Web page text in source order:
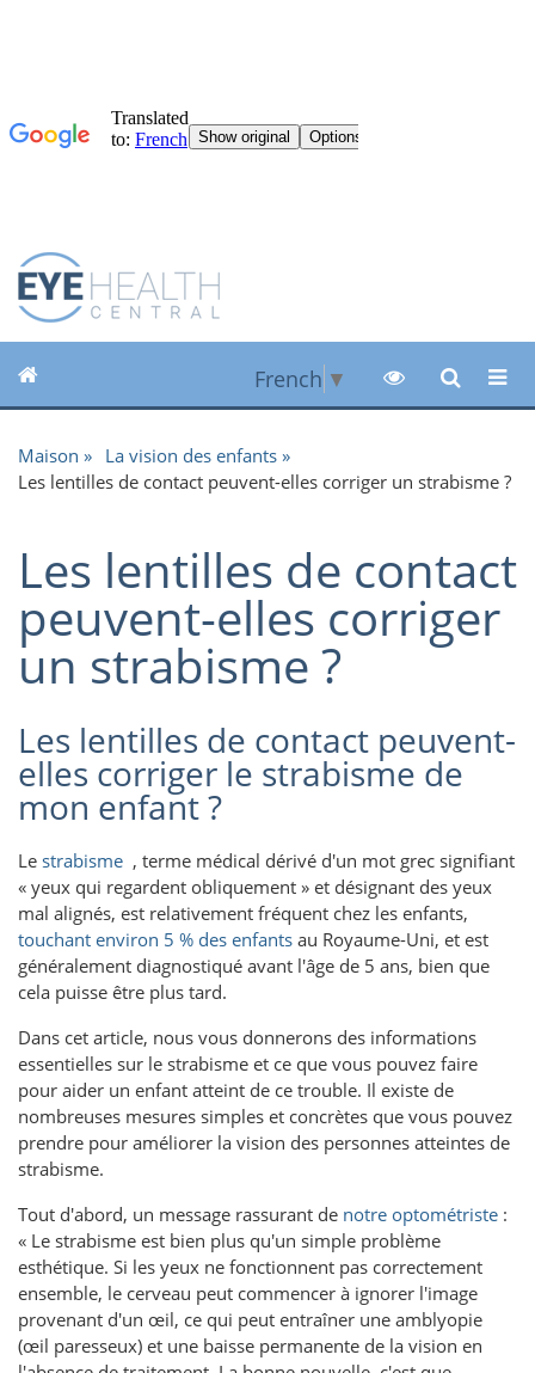
French ▼
Maison
La vision des enfants
Les lentilles de contact peuvent-elles corriger un strabisme ?
Les lentilles de contact
peuvent-elles corriger
un strabisme ?
Les lentilles de contact peuvent-
elles corriger le strabisme de
mon enfant ?
Le strabisme , terme médical dérivé d'un mot grec signifiant
« yeux qui regardent obliquement » et désignant des yeux
mal alignés, est relativement fréquent chez les enfants,
touchant environ 5 % des enfants au Royaume-Uni, et est
généralement diagnostiqué avant l'âge de 5 ans, bien que
cela puisse être plus tard.
Dans cet article, nous vous donnerons des informations
essentielles sur le strabisme et ce que vous pouvez faire
pour aider un enfant atteint de ce trouble. Il existe de
nombreuses mesures simples et concrètes que vous pouvez
prendre pour améliorer la vision des personnes atteintes de
strabisme.
Tout d'abord, un message rassurant de notre optométriste :
« Le strabisme est bien plus qu'un simple problème
esthétique. Si les yeux ne fonctionnent pas correctement
ensemble, le cerveau peut commencer à ignorer l'image
provenant d'un œil, ce qui peut entraîner une amblyopie
(œil paresseux) et une baisse permanente de la vision en